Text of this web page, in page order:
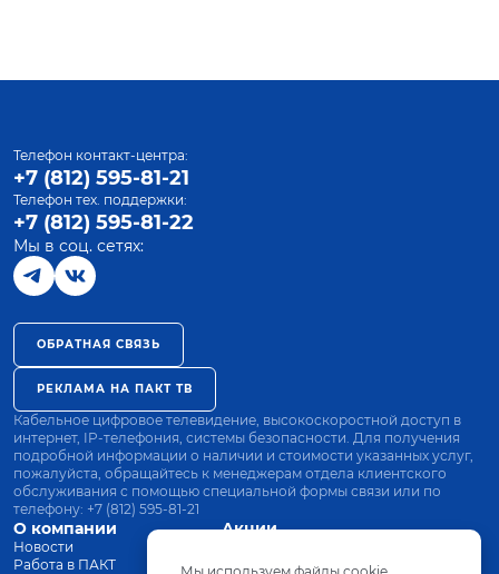
О компании
Новости
Работа в ПАКТ
Акции
Оплата
Телефон контакт-центра:
+7 (812) 595-81-21
Телефон тех. поддержки:
+7 (812) 595-81-22
Мы в соц. сетях:
ОБРАТНАЯ СВЯЗЬ
РЕКЛАМА НА ПАКТ ТВ
Кабельное цифровое телевидение, высокоскоростной доступ в
интернет, IP-телефония, системы безопасности. Для получения
подробной информации о наличии и стоимости указанных услуг,
пожалуйста, обращайтесь к менеджерам отдела клиентского
обслуживания с помощью специальной формы связи или по
телефону: +7 (812) 595-81-21